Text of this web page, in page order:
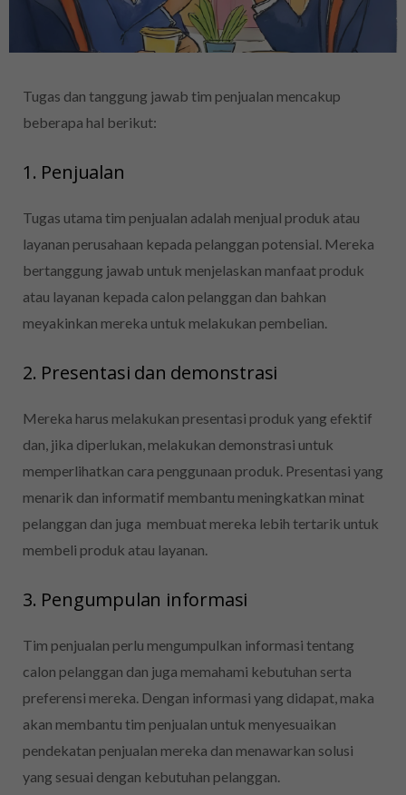
Tugas dan tanggung jawab tim penjualan mencakup
beberapa hal berikut:
1. Penjualan
Tugas utama tim penjualan adalah menjual produk atau
layanan perusahaan kepada pelanggan potensial. Mereka
bertanggung jawab untuk menjelaskan manfaat produk
atau layanan kepada calon pelanggan dan bahkan
meyakinkan mereka untuk melakukan pembelian.
2. Presentasi dan demonstrasi
Mereka harus melakukan presentasi produk yang efektif
dan, jika diperlukan, melakukan demonstrasi untuk
memperlihatkan cara penggunaan produk. Presentasi yang
menarik dan informatif membantu meningkatkan minat
pelanggan dan juga membuat mereka lebih tertarik untuk
membeli produk atau layanan.
3. Pengumpulan informasi
Tim penjualan perlu mengumpulkan informasi tentang
calon pelanggan dan juga memahami kebutuhan serta
preferensi mereka. Dengan informasi yang didapat, maka
akan membantu tim penjualan untuk menyesuaikan
pendekatan penjualan mereka dan menawarkan solusi
yang sesuai dengan kebutuhan pelanggan.